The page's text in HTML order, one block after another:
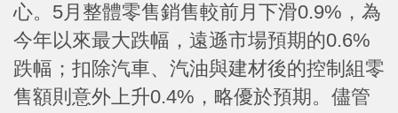
心。5月整體零售銷售較前月下滑0.9%，為
今年以來最大跌幅，遠遜市場預期的0.6%
跌幅；扣除汽車、汽油與建材後的控制組零
售額則意外上升0.4%，略優於預期。儘管